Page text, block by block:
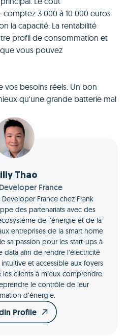
3 000 à 10 000 euros
la capacité. La rentabilité
profil de consommation et
vous pouvez
vos besoins réels. Un bon
qu'une grande batterie mal
Thao
France
France chez Frank
des partenariats avec des
de l’énergie et de la
entreprises de la smart home
sa passion pour les start-ups à
afin de rendre l’électricité
et accessible aux foyers
les clients à mieux comprendre
le contrôle de leur
d’énergie.
Profile